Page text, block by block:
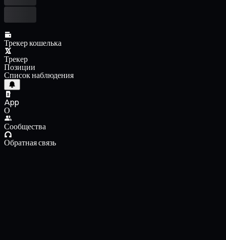
Трекер кошелька
Трекер
Позиции
Список наблюдения
App
О
Сообщества
Обратная связь